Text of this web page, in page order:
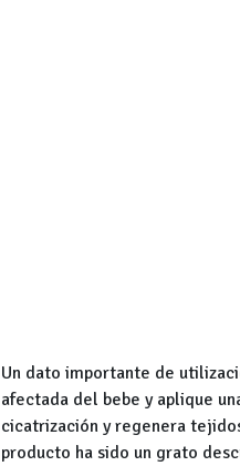
Un dato importante de
afectada del bebe y aplique
cicatrización y regenera
producto ha sido un grato